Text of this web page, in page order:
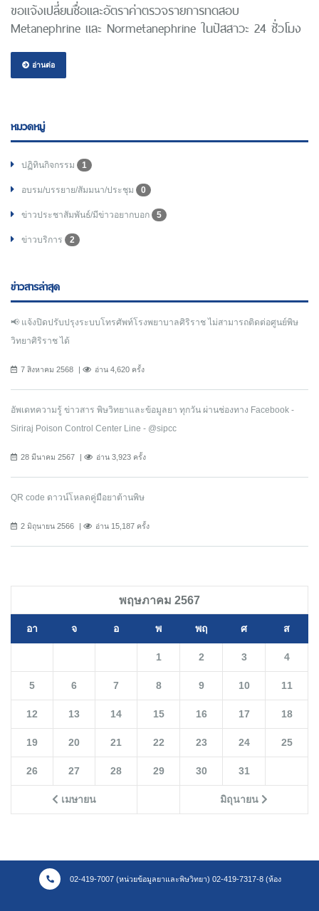
ขอแจ้งเปลี่ยนชื่อและอัตราค่าตรวจรายการทดสอบ
Metanephrine และ Normetanephrine ในปัสสาวะ 24 ชั่วโมง
อ่านต่อ
หมวดหมู่
ปฏิทินกิจกรรม 1
อบรม/บรรยาย/สัมมนา/ประชุม 0
ข่าวประชาสัมพันธ์/มีข่าวอยากบอก 5
ข่าวบริการ 2
ข่าวสารล่าสุด
📢 แจ้งปิดปรับปรุงระบบโทรศัพท์โรงพยาบาลศิริราช ไม่สามารถติดต่อศูนย์พิษ
วิทยาศิริราช ได้
7 สิงหาคม 2568 อ่าน 4,620 ครั้ง
อัพเดทความรู้ ข่าวสาร พิษวิทยาและข้อมูลยา ทุกวัน ผ่านช่องทาง Facebook -
Siriraj Poison Control Center Line - @sipcc
28 มีนาคม 2567 อ่าน 3,923 ครั้ง
QR code ดาวน์โหลดคู่มือยาต้านพิษ
2 มิถุนายน 2566 อ่าน 15,187 ครั้ง
พฤษภาคม 2567
อา จ อ พ พฤ ศ ส
เมษายน มิถุนายน
1 2 3 4
5 6 7 8 9 10 11
12 13 14 15 16 17 18
19 20 21 22 23 24 25
26 27 28 29 30 31
02-419-7007 (หน่วยข้อมูลยาและพิษวิทยา) 02-419-7317-8 (ห้อง